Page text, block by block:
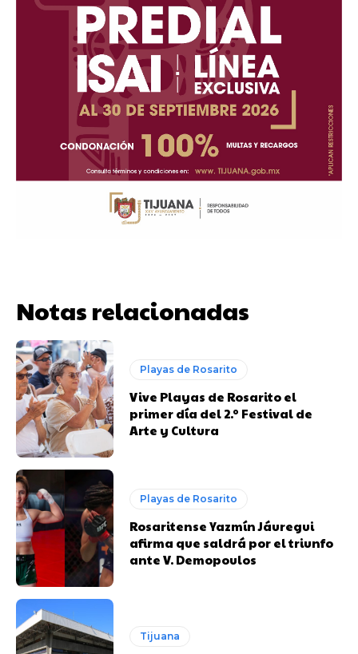
Notas relacionadas
Playas de Rosarito
Vive Playas de Rosarito el
primer día del 2.º Festival de
Arte y Cultura
Playas de Rosarito
Rosaritense Yazmín Jáuregui
afirma que saldrá por el triunfo
ante V. Demopoulos
Tijuana